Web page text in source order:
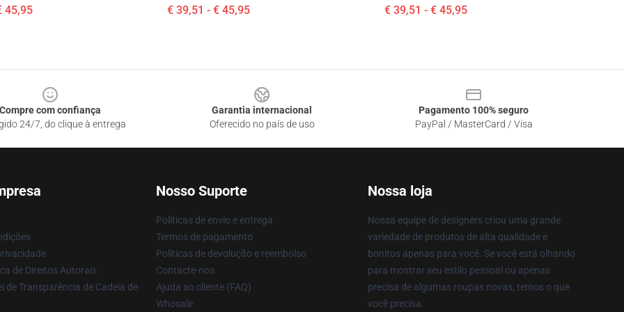
45,95 € 39,51 - € 45,95 € 39,51 - € 45,95
Compre com confiança
24/7, do clique à entrega
Garantia internacional
Oferecido no país de uso
Pagamento 100% seguro
PayPal / MasterCard / Visa
de Direitos Autorais
de Transparência de Cadeia de
Nosso Suporte
Políticas de envio e entrega
Termos de pagamento
Políticas de devolução e reembolso
Contacte-nos
Ajuda ao cliente (FAQ)
Whosale
Nossa loja
Nossa equipe de designers criou uma grande
variedade de produtos de alta qualidade e
bonitos apenas para você. Se você está olhando
para mostrar seu estilo pessoal ou apenas
precisa de algumas roupas novas, temos o que
você precisa.